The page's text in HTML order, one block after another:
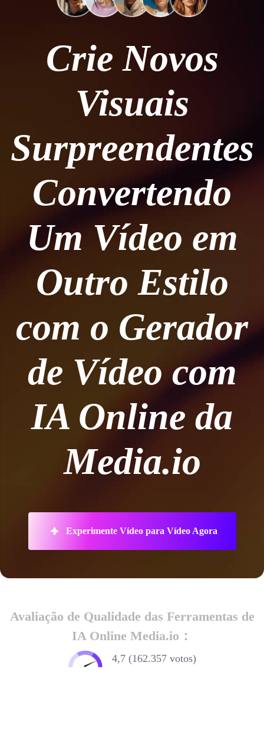
Crie Novos
Visuais
Surpreendentes
Convertendo
Um Vídeo em
Outro Estilo
com o Gerador
de Vídeo com
IA Online da
Media.io
Experimente Vídeo para Vídeo Agora
Avaliação de Qualidade das Ferramentas de
IA Online Media.io：
4,7 (162.357 votos)